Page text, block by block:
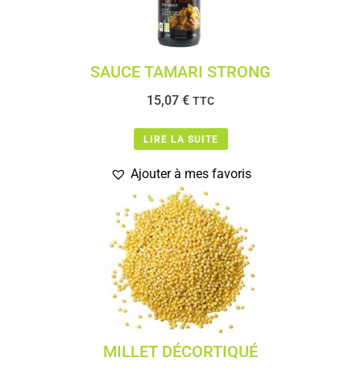
SAUCE TAMARI STRONG
15,07 € TTC
LIRE LA SUITE
Ajouter à mes favoris
MILLET DÉCORTIQUÉ